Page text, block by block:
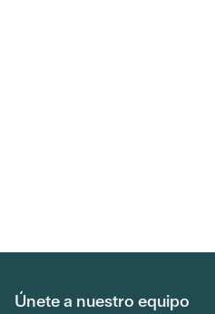
Únete a nuestro equipo